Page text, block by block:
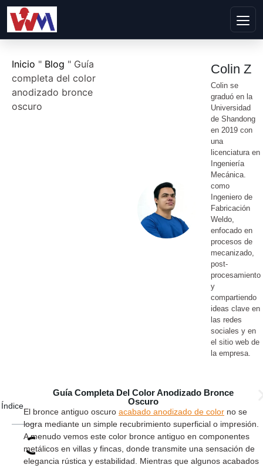
Inicio " Blog " Guía
completa del color
anodizado bronce
oscuro
Colin Z
Colin se
graduó en la
Universidad
de Shandong
en 2019 con
una
licenciatura en
Ingeniería
Mecánica.
como
Ingeniero de
Fabricación
Weldo,
enfocado en
procesos de
mecanizado,
post-
procesamiento
y
compartiendo
ideas clave en
las redes
sociales y en
el sitio web de
la empresa.
Índice
Guía Completa Del Color Anodizado Bronce
Oscuro
El bronce antiguo oscuro acabado anodizado de color no se
logra mediante un simple recubrimiento superficial o impresión.
A menudo vemos este color bronce antiguo en componentes
metálicos en villas y fincas, donde transmite una sensación de
elegancia rústica y estabilidad. Mientras que algunos acabados